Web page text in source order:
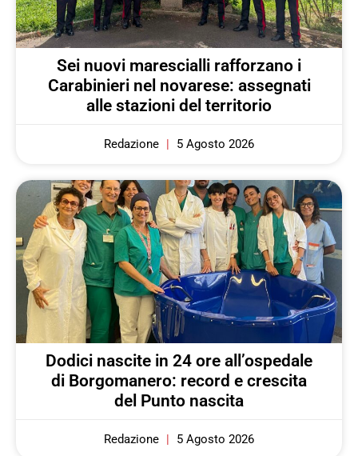
Sei nuovi marescialli rafforzano i
Carabinieri nel novarese: assegnati
alle stazioni del territorio
Redazione 5 Agosto 2026
Dodici nascite in 24 ore all’ospedale
di Borgomanero: record e crescita
del Punto nascita
Redazione 5 Agosto 2026